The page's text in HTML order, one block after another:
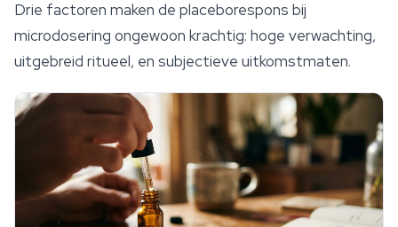
Drie factoren maken de placeborespons bij
microdosering ongewoon krachtig: hoge verwachting,
uitgebreid ritueel, en subjectieve uitkomstmaten.